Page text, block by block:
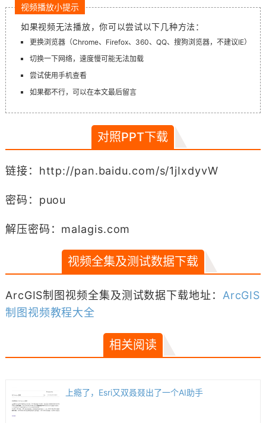
视频播放小提示
如果视频无法播放，你可以尝试以下几种方法：
更换浏览器（Chrome、Firefox、360、QQ、搜狗浏览器，不建议IE）
切换一下网络，速度慢可能无法加载
尝试使用手机查看
如果都不行，可以在本文最后留言
对照PPT下载
链接：http://pan.baidu.com/s/1jIxdyvW
密码：puou
解压密码：malagis.com
视频全集及测试数据下载
ArcGIS制图视频全集及测试数据下载地址： ArcGIS
制图视频教程大全
相关阅读
上瘾了，Esri又双叒叕出了一个AI助手